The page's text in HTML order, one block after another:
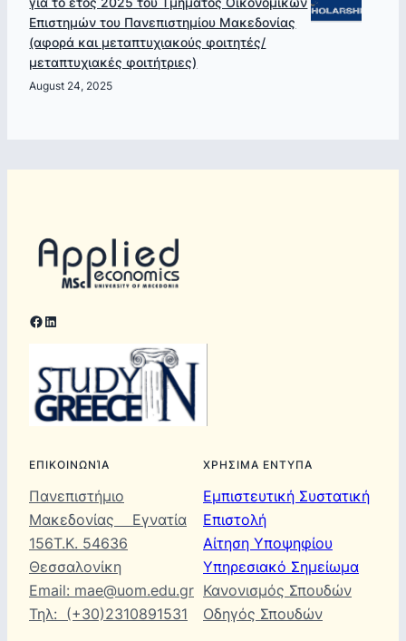
Πολιτική
Οικονομία
„
συνάντηση
με
τον
Καθηγητή
Willi
Επιστημών του Πανεπιστημίου Μακεδονίας
(αφορά και μεταπτυχιακούς φοιτητές/
μεταπτυχιακές φοιτήτριες)
August 24, 2025
Facebook LinkedIn
ΕΠΙΚΟΙΝΩΝΊΑ
Πανεπιστήμιο
Μακεδονίας Εγνατία
156Τ.Κ. 54636
Θεσσαλονίκη
Email: mae@uom.edu.gr
Τηλ: (+30)2310891531
ΧΡΗΣΙΜΑ ΕΝΤΥΠΑ
Εμπιστευτική Συστατική
Επιστολή
Αίτηση Υποψηφίου
Υπηρεσιακό Σημείωμα
Κανονισμός Σπουδών
Οδηγός Σπουδών